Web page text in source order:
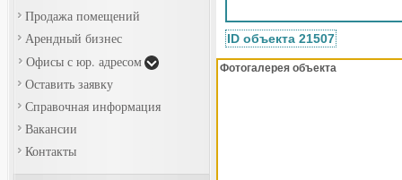
Продажа помещений
Арендный бизнес
Офисы с юр. адресом
Оставить заявку
Справочная информация
Вакансии
Контакты
ID объекта 21507
Фотогалерея объекта